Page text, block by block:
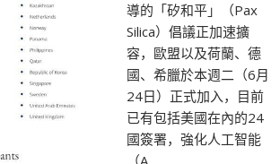
導的「矽和平」（Pax
Silica）倡議正加速擴
容，歐盟以及荷蘭、德
國、希臘於本週二（6月
24日）正式加入，目前
已有包括美國在內的24
國簽署，強化人工智能